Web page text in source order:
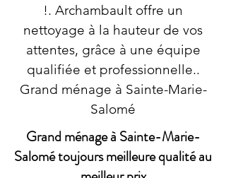
!. Archambault offre un
nettoyage à la hauteur de vos
attentes, grâce à une équipe
qualifiée et professionnelle..
Grand ménage à Sainte-Marie-
Salomé
Grand ménage à Sainte-Marie-
Salomé toujours meilleure qualité au